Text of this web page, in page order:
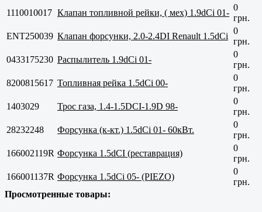
1110010017 Клапан топливной рейки, ( мех) 1.9dCi 01-
0
грн.
ENT250039 Клапан форсунки, 2.0-2.4DI Renault 1.5dCi
0
грн.
0433175230 Распылитель 1.9dCi 01-
0
грн.
8200815617 Топливная рейка 1.5dCi 00-
0
грн.
1403029
Трос газа, 1.4-1.5DCI-1.9D 98-
0
грн.
28232248
Форсунка (к-кт.) 1.5dCi 01- 60кВт.
0
грн.
166002119R Форсунка 1.5dCI (реставрация)
0
грн.
166001137R Форсунка 1.5dCi 05- (PIEZO)
0
грн.
Просмотренные товары: